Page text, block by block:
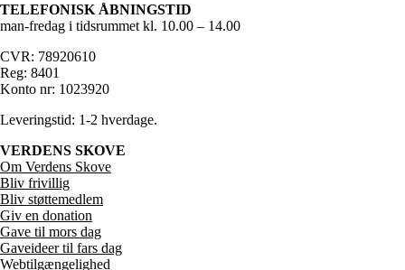
TELEFONISK ÅBNINGSTID
man-fredag i tidsrummet kl. 10.00 – 14.00
CVR: 78920610
Reg: 8401
Konto nr: 1023920
Leveringstid: 1-2 hverdage.
VERDENS SKOVE
Om Verdens Skove
Bliv frivillig
Bliv støttemedlem
Giv en donation
Gave til mors dag
Gaveideer til fars dag
Webtilgængelighed